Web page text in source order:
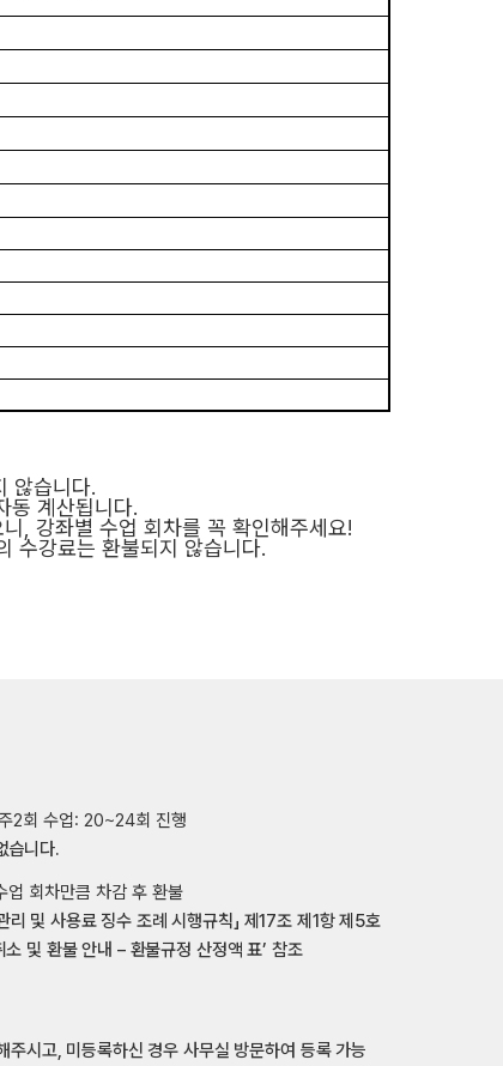
않습니다.
동 계산됩니다.
강좌별 수업 회차를 꼭 확인해주세요!
수강료는 환불되지 않습니다.
2회 수업: 20~24회 진행
습니다.
업 회차만큼 차감 후 환불
리 및 사용료 징수 조례 시행규칙」 제17조 제1항 제5호
및 환불 안내 – 환불규정 산정액 표’ 참조
시고, 미등록하신 경우 사무실 방문하여 등록 가능